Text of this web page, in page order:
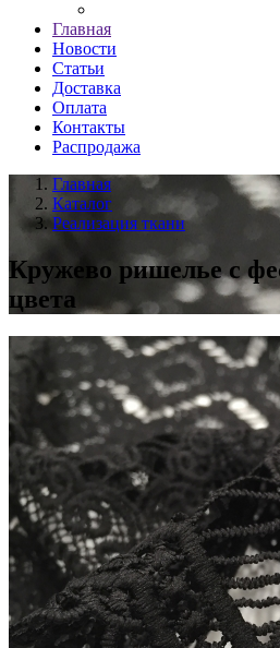
Главная
Новости
Статьи
Доставка
Оплата
Контакты
Распродажа
Главная
Каталог
Реализация ткани
Кружево ришелье с
цвета